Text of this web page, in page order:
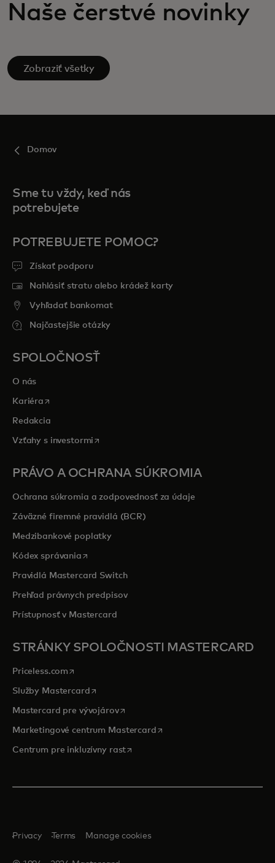
Naše čerstvé novinky
Zobraziť všetky
Domov
Sme tu vždy, keď nás
potrebujete
POTREBUJETE POMOC?
Získať podporu
Nahlásiť stratu alebo krádež karty
Vyhľadať bankomat
Najčastejšie otázky
SPOLOČNOSŤ
O nás
Kariéra opens in a new tab
Redakcia
Vzťahy s investormi opens in a new tab
PRÁVO A OCHRANA SÚKROMIA
Ochrana súkromia a zodpovednosť za údaje
Záväzné firemné pravidlá (BCR)
Medzibankové poplatky
Kódex správaniaopens in a new tab
Pravidlá Mastercard Switch
Prehľad právnych predpisov
Prístupnosť v Mastercard
STRÁNKY SPOLOČNOSTI MASTERCARD
Priceless.com opens in a new tab
Služby Mastercardopens in a new tab
Mastercard pre vývojárovopens in a new tab
Marketingové centrum Mastercardopens in a new tab
Centrum pre inkluzívny rastopens in a new tab
Privacy Terms Manage cookies